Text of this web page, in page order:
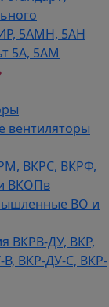
5АМН, 5АН
5А, 5АМ
вентиляторы
ВКРС, ВКРФ,
ВКОПв
ВО и
ВКРВ-ДУ, ВКР,
ВКР-ДУ-С, ВКР-